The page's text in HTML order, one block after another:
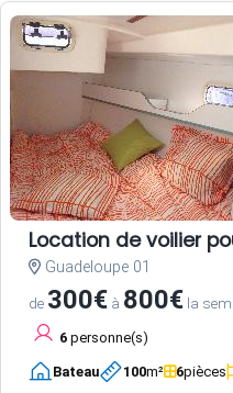
Location de voilier
Guadeloupe 01
de 300€ à 800€ la
6 personne(s)
Bateau 100m² 6pièces